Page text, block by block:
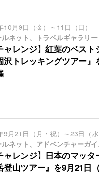
月9日（金）～11日（日）
ネット、トラベルギャラリー
ャレンジ】紅葉のベス
沢トレッキングツアー』
9月21日（月・祝）～23日（水
ネット、アドベンチャーガ
ャレンジ】日本のマッ
山ツアー』を9月21日